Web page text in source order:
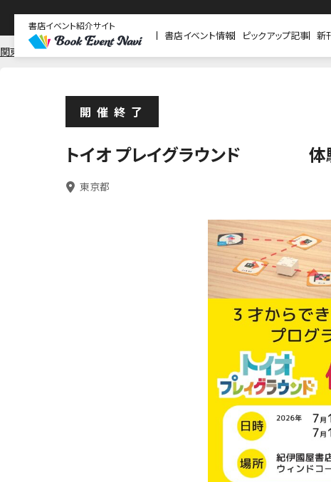
書店イベント紹介サイト
書店イベント情報 ピックアップ記事 新
関東 東京 紀伊國屋書店 アリオ亀有店
開催終了
トイオ プレイグラウンド 体験
東京都